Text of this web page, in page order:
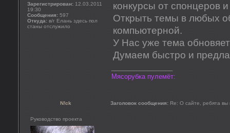
Зарегистрирован: 12.03.2011
19:30
Сообщения: 597
Откуда: в/г Елань здесь пол
станы отслужило
конкурсы от спонцеров и
Открыть темы в любых
компьютерной.
У Нас уже тема
Думаем быстро и
Мясорубка пулемёт:
N!ck Заголовок сообщения: Re: О сайте, ребята вы
Руководство проекта